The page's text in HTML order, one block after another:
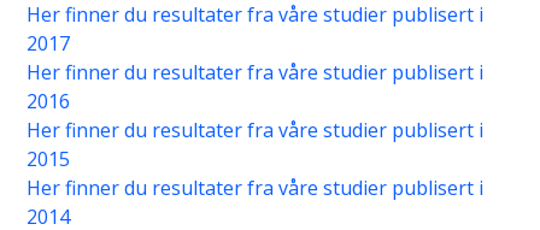
Her finner du resultater fra våre studier publisert i
2017
Her finner du resultater fra våre studier publisert i
2016
Her finner du resultater fra våre studier publisert i
2015
Her finner du resultater fra våre studier publisert i
2014